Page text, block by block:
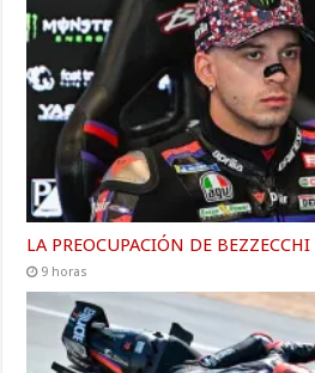
LA PREOCUPACIÓN DE BEZZECCHI
9 horas